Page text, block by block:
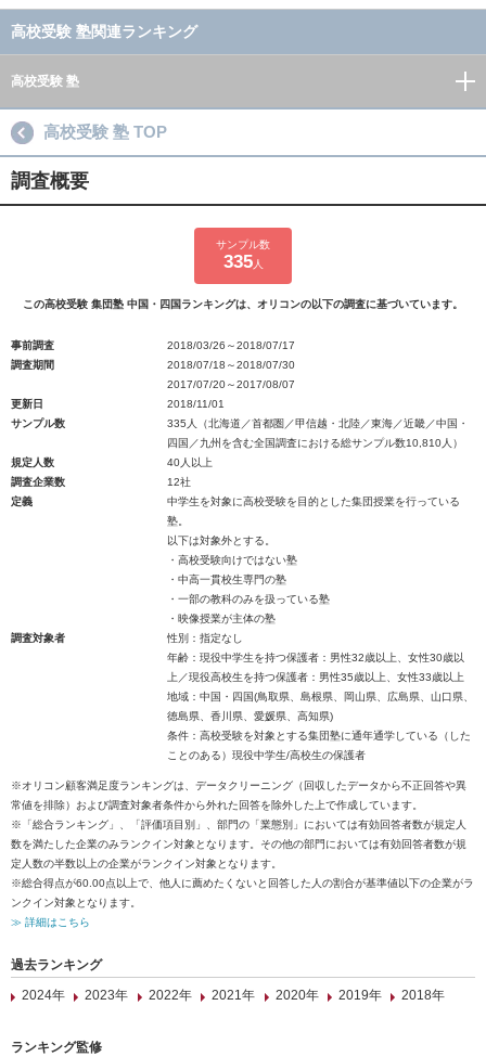
高校受験 塾関連ランキング
高校受験 塾
高校受験 塾 TOP
調査概要
サンプル数
335人
この高校受験 集団塾 中国・四国ランキングは、オリコンの以下の調査に基づいています。
事前調査
2018/03/26～2018/07/17
調査期間
2018/07/18～2018/07/30
2017/07/20～2017/08/07
更新日
2018/11/01
サンプル数
335人（北海道／首都圏／甲信越・北陸／東海／近畿／中国・
四国／九州を含む全国調査における総サンプル数10,810人）
規定人数
40人以上
調査企業数
12社
定義
中学生を対象に高校受験を目的とした集団授業を行っている
塾。
以下は対象外とする。
・高校受験向けではない塾
・中高一貫校生専門の塾
・一部の教科のみを扱っている塾
・映像授業が主体の塾
調査対象者
性別：指定なし
年齢：現役中学生を持つ保護者：男性32歳以上、女性30歳以
上／現役高校生を持つ保護者：男性35歳以上、女性33歳以上
地域：中国・四国(鳥取県、島根県、岡山県、広島県、山口県、
徳島県、香川県、愛媛県、高知県)
条件：高校受験を対象とする集団塾に通年通学している（した
ことのある）現役中学生/高校生の保護者
※オリコン顧客満足度ランキングは、データクリーニング（回収したデータから不正回答や異
常値を排除）および調査対象者条件から外れた回答を除外した上で作成しています。
※「総合ランキング」、「評価項目別」、部門の「業態別」においては有効回答者数が規定人
数を満たした企業のみランクイン対象となります。その他の部門においては有効回答者数が規
定人数の半数以上の企業がランクイン対象となります。
※総合得点が60.00点以上で、他人に薦めたくないと回答した人の割合が基準値以下の企業がラ
ンクイン対象となります。
≫ 詳細はこちら
過去ランキング
2024年
2023年 2022年 2021年 2020年 2019年 2018年
ランキング監修